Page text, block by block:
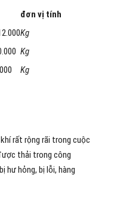
đơn vị tính
Kg
Kg
Kg
rất rộng rãi trong cuộc
thải trong công
hư hỏng, bị lỗi, hàng